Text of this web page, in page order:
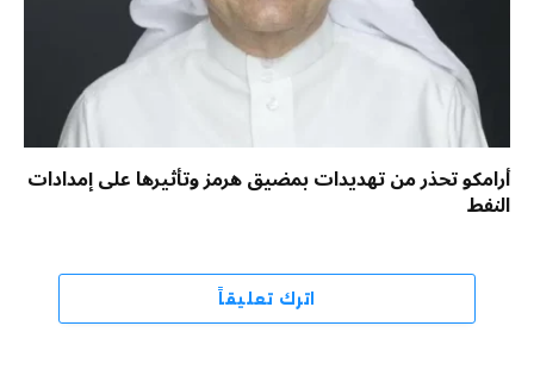
أرامكو تحذر من تهديدات بمضيق هرمز وتأثيرها على إمدادات
النفط
اترك تعليقاً